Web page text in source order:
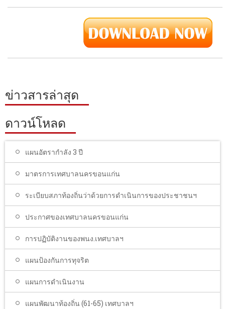
ข่าวสารล่าสุด
ดาวน์โหลด
แผนอัตรากำลัง 3 ปี
มาตรการเทศบาลนครขอนแก่น
ระเบียบสภาท้องถิ่นว่าด้วยการดำเนินการของประชาชนฯ
ประกาศของเทศบาลนครขอนแก่น
การปฏิบัติงานของพนง.เทศบาลฯ
แผนป้องกันการทุจริต
แผนการดำเนินงาน
แผนพัฒนาท้องถิ่น (61-65) เทศบาลฯ